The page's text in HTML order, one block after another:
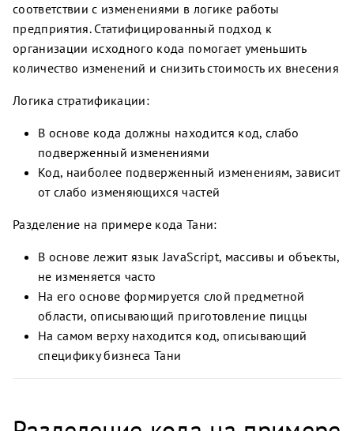
соответствии с изменениями в логике работы
предприятия. Статифицированный подход к
организации исходного кода помогает уменьшить
количество изменений и снизить стоимость их внесения
Логика стратификации:
В основе кода должны находится код, слабо
подверженный изменениями
Код, наиболее подверженный изменениям, зависит
от слабо изменяющихся частей
Разделение на примере кода Тани:
В основе лежит язык JavaScript, массивы и объекты,
не изменяется часто
На его основе формируется слой предметной
области, описывающий приготовление пиццы
На самом верху находится код, описывающий
специфику бизнеса Тани